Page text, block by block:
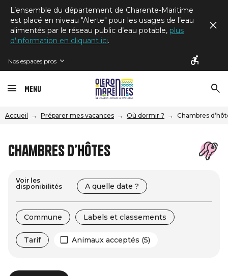
L’ensemble du département de Charente-Maritime
est placé en niveau "Alerte" pour les usages de l’eau
alimentés par le réseau public d’eau potable, plus
d'information en cliquant ici.
Nos espaces pros
Menu
Accueil Préparer mes vacances Où dormir ? Chambres
Chambres d’hôtes
Voir les
disponibilités
A quelle date ?
Commune Labels et classements
Tarif Animaux acceptés (5)